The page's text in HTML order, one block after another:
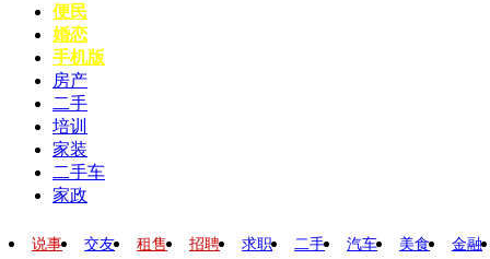
便民
婚恋
手机版
房产
二手
培训
家装
二手车
家政
说事 交友 租售 招聘 求职 二手 汽车 美食 金融